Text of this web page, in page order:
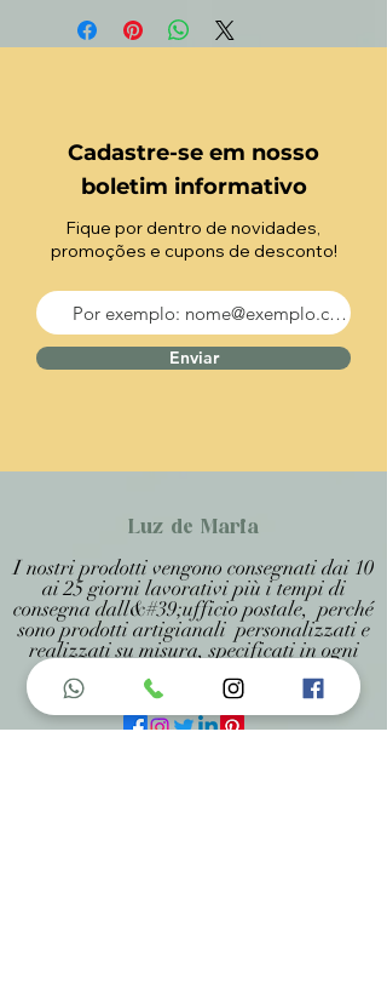
Cadastre-se em nosso
boletim informativo
Fique por dentro de novidades,
promoções e cupons de desconto!
Enviar
Luz de Maria
I nostri prodotti vengono consegnati dai 10
ai 25 giorni lavorativi più i tempi di
consegna dall&#39;ufficio postale, perché
sono prodotti artigianali personalizzati e
realizzati su misura, specificati in ogni